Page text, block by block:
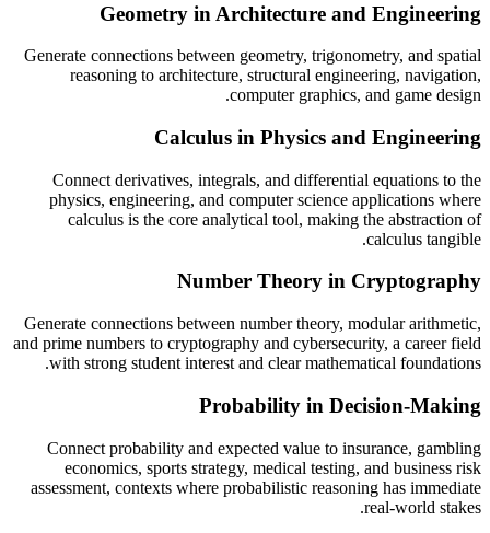
Geometry in Architecture and Engineering
Generate connections between geometry, trigonometry, and spatial
reasoning to architecture, structural engineering, navigation,
computer graphics, and game design.
Calculus in Physics and Engineering
Connect derivatives, integrals, and differential equations to the
physics, engineering, and computer science applications where
calculus is the core analytical tool, making the abstraction of
calculus tangible.
Number Theory in Cryptography
Generate connections between number theory, modular arithmetic,
and prime numbers to cryptography and cybersecurity, a career field
with strong student interest and clear mathematical foundations.
Probability in Decision-Making
Connect probability and expected value to insurance, gambling
economics, sports strategy, medical testing, and business risk
assessment, contexts where probabilistic reasoning has immediate
real-world stakes.